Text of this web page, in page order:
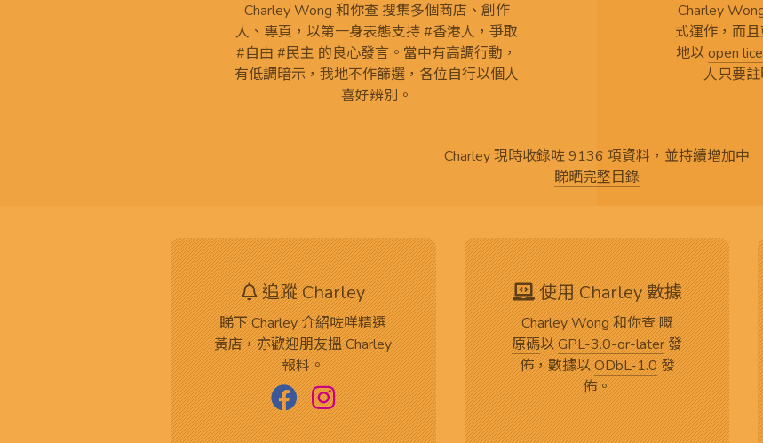
Charley Wong 和你查 搜集多個商店、創作
人、專頁，以第一身表態支持 #香港人，爭取
#自由 #民主 的良心發言。當中有高調行動，
有低調暗示，我地不作篩選，各位自行以個人
喜好辨別。
Charley
式運作，而
地以open
人只要
Charley 現時收錄咗 9136 項資料，並持續增加中
睇晒完整目錄
追蹤 Charley
睇下 Charley 介紹咗咩精選
黃店，亦歡迎朋友搵 Charley
報料。
使用 Charley 數據
Charley Wong 和你查 嘅
原碼以GPL-3.0-or-later發
佈，數據以ODbL-1.0發
佈。